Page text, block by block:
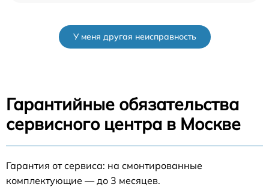
У меня другая неисправность
Гарантийные обязательства
сервисного центра в Москве
Гарантия от сервиса: на смонтированные
комплектующие — до 3 месяцев.